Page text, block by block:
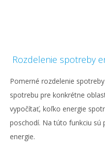
Rozdelenie spotreby
Pomerné rozdelenie
spotrebu pre konkrétne
vypočítať, koľko energie
poschodí. Na túto funkciu sú
energie.